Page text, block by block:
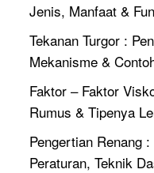
Jenis, Manfaat &
Tekanan Turgor :
Mekanisme &
Faktor – Faktor
Rumus & Tipenya
Pengertian Renang
Peraturan, Teknik